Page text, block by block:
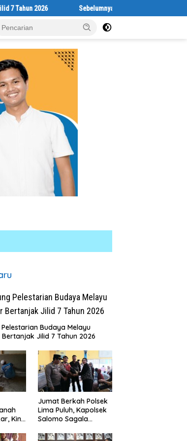
2026 Sebelumnya Berlantaikan Tanah Beralaskan
Batu
Berkah,
dan
INALUM Bersama Pemprov
Sumut Perkuat Komitmen
Pendidikan dan Konservasi
Budaya Melayu
Jilid 7 Tahun 2026
Kini
Jumat Berkah Polsek
Lima Puluh, Kapolsek
Salomo Sagala
kepada 50 Petani di